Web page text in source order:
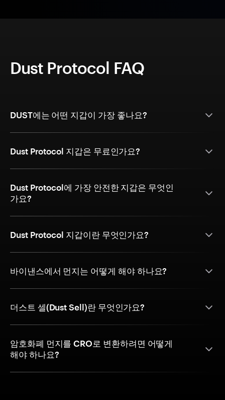
Dust Protocol FAQ
DUST에는 어떤 지갑이 가장 좋나요?
Dust Protocol 지갑은 무료인가요?
Dust Protocol에 가장 안전한 지갑은 무엇인
가요?
Dust Protocol 지갑이란 무엇인가요?
바이낸스에서 먼지는 어떻게 해야 하나요?
더스트 셀(Dust Sell)란 무엇인가요?
암호화폐 먼지를 CRO로 변환하려면 어떻게
해야 하나요?